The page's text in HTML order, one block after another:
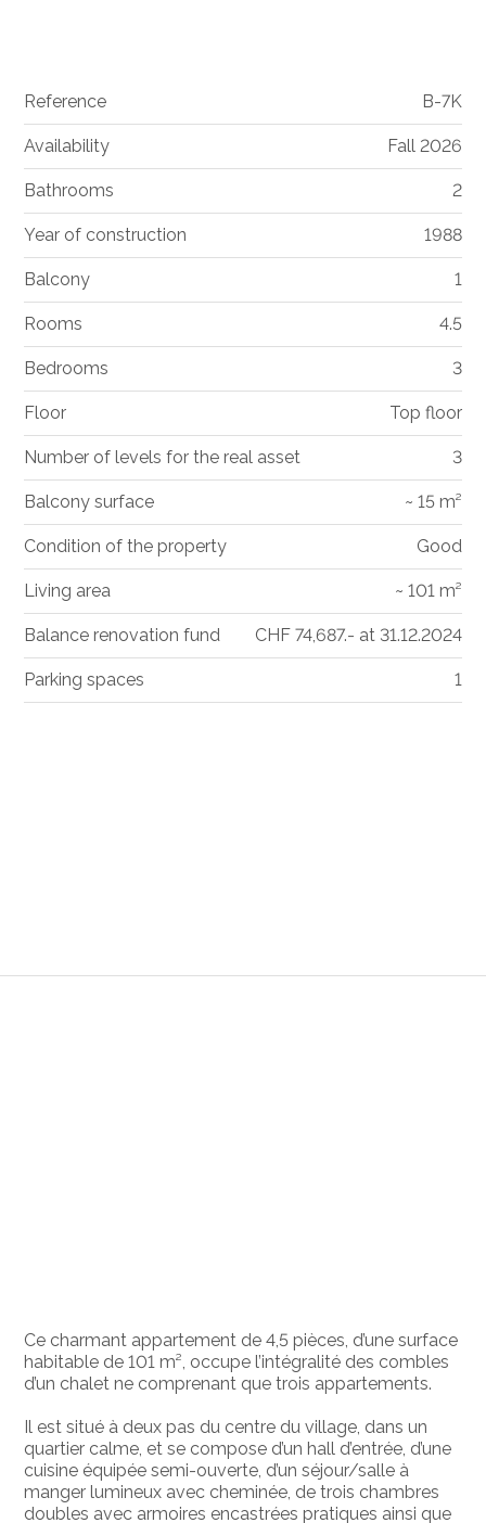
Ce charmant appartement de 4,5 pièces, d’une surface
habitable de 101 m², occupe l’intégralité des combles
d’un chalet ne comprenant que trois appartements.
Il est situé à deux pas du centre du village, dans un
quartier calme, et se compose d’un hall d’entrée, d’une
cuisine équipée semi-ouverte, d’un séjour/salle à
manger lumineux avec cheminée, de trois chambres
doubles avec armoires encastrées pratiques ainsi que
Reference B-7K
Availability Fall 2026
Bathrooms 2
Year of construction 1988
Balcony 1
Rooms 4.5
Bedrooms 3
Floor Top floor
Number of levels for the real asset 3
Balcony surface ~ 15 m²
Condition of the property Good
Living area ~ 101 m²
Balance renovation fund CHF 74,687.- at 31.12.2024
Parking spaces 1